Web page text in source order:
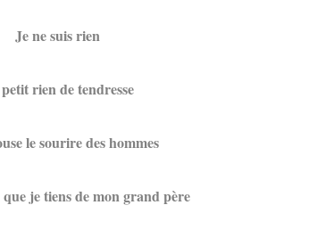
Je ne suis rien
rien de tendresse
le sourire des hommes
je tiens de mon grand père